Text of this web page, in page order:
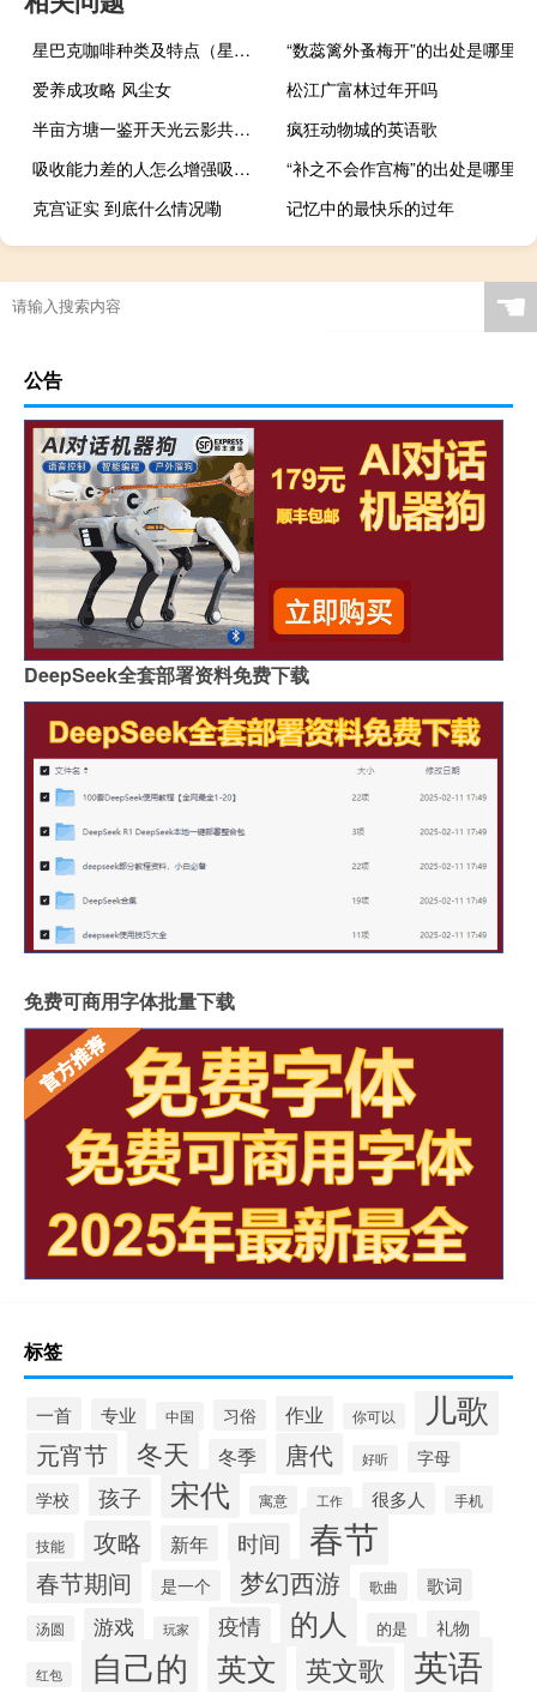
星巴克咖啡种类及特点（星巴克咖啡种类）
“数蕊篱外蚤梅开”的出处是哪里
爱养成攻略 风尘女
松江广富林过年开吗
半亩方塘一鉴开天光云影共徘徊打一家用电器名 半亩方塘一鉴开天光云影共徘徊
疯狂动物城的英语歌
吸收能力差的人怎么增强吸收能力
“补之不会作宫梅”的出处是哪里
克宫证实 到底什么情况嘞
记忆中的最快乐的过年
☚
公告
DeepSeek全套部署资料免费下载
免费可商用字体批量下载
标签
一首 专业 中国 习俗 作业 你可以 儿歌
元宵节 冬天 冬季 唐代 好听
字母
学校
孩子 宋代 寓意 工作 很多人 手机
技能 攻略 新年 时间 春节
春节期间 是一个 梦幻西游 歌曲 歌词
汤圆 游戏 玩家 疫情 的人 的是 礼物
红包 自己的 英文 英文歌 英语